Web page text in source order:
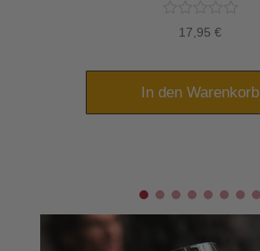
17,95€
In den Warenkorb